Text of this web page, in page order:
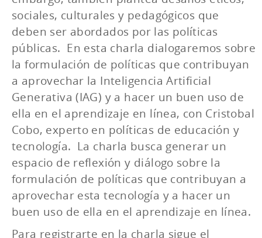
sociales, culturales y pedagógicos que
deben ser abordados por las políticas
públicas. En esta charla dialogaremos sobre
la formulación de políticas que contribuyan
a aprovechar la Inteligencia Artificial
Generativa (IAG) y a hacer un buen uso de
ella en el aprendizaje en línea, con Cristobal
Cobo, experto en políticas de educación y
tecnología. La charla busca generar un
espacio de reflexión y diálogo sobre la
formulación de políticas que contribuyan a
aprovechar esta tecnología y a hacer un
buen uso de ella en el aprendizaje en línea.
Para registrarte en la charla sigue el